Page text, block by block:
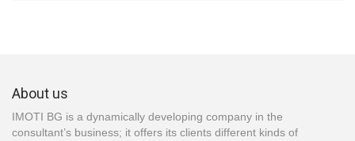
About us
IMOTI BG is a dynamically developing company in the
consultant’s business; it offers its clients different kinds of